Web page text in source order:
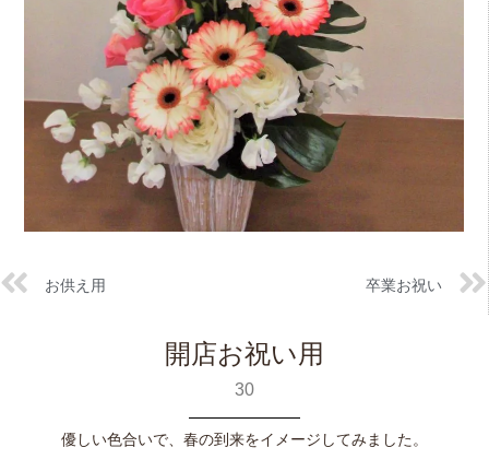
お供え用 卒業お祝い
開店お祝い用
30
優しい色合いで、春の到来をイメージしてみました。